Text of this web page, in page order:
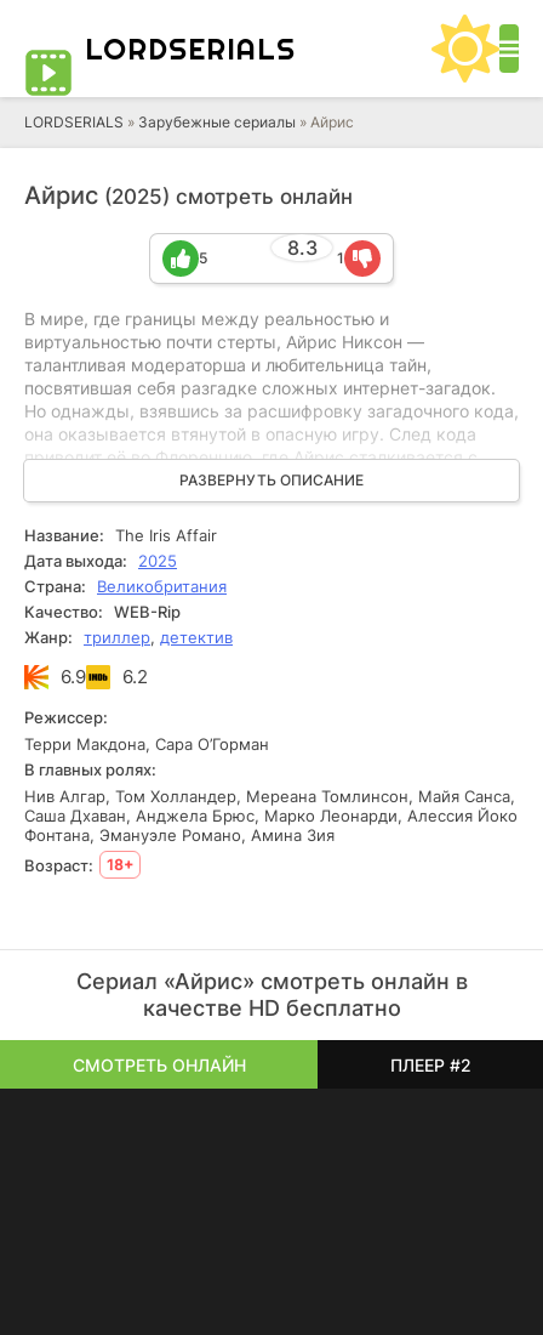
LORDSERIALS
LORDSERIALS » Зарубежные сериалы » Айрис
Айрис (2025) смотреть онлайн
8.3
5 1
В мире, где границы между реальностью и
виртуальностью почти стерты, Айрис Никсон —
талантливая модераторша и любительница тайн,
посвятившая себя разгадке сложных интернет-загадок.
Но однажды, взявшись за расшифровку загадочного кода,
она оказывается втянутой в опасную игру. След кода
приводит её во Флоренцию, где Айрис сталкивается с
харизматичным и опасным бизнесменом Кэмероном
Бэком. Понимая, что раскрытие секрета может
обернуться катастрофой, девушка бежит на Сардинию,
Однако от тени прошлого не уйти — Айрис становится
мишенью в мире, где каждое движение отслеживается, а
правда дороже жизни.
РАЗВЕРНУТЬ ОПИСАНИЕ
Название:
The Iris Affair
Дата выхода:
2025
Страна:
Великобритания
Качество:
WEB-Rip
Жанр:
триллер, детектив
6.9 6.2
Режиссер:
Терри Макдона, Сара О’Горман
В главных ролях:
Нив Алгар, Том Холландер, Мереана Томлинсон, Майя Санса,
Саша Дхаван, Анджела Брюс, Марко Леонарди, Алессия Йоко
Фонтана, Эмануэле Романо, Амина Зия
Возраст:
18+
Сериал «Айрис» смотреть онлайн в
качестве HD бесплатно
СМОТРЕТЬ ОНЛАЙН ПЛЕЕР #2